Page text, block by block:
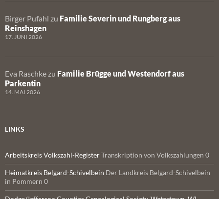
Birger Pufahl zu Familie Severin und Rungberg aus
Reinshagen
17. JUNI 2026
Eva Raschke zu Familie Brügge und Westendorf aus
Parkentin
14. MAI 2026
LINKS
Arbeitskreis Volkszahl-RegisterTranskription von Volkszählungen 0
Heimatkreis Belgard-Schivelbein Der Landkreis Belgard-Schivelbein
in Pommern 0